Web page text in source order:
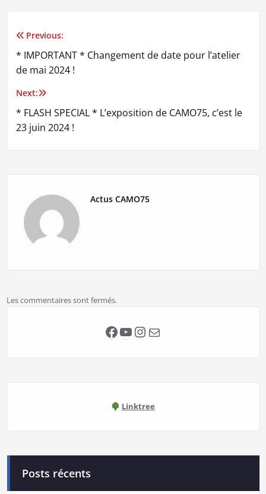
Navigation
de
l’article
Previous:
* IMPORTANT * Changement de date pour l’atelier
de mai 2024 !
Next:
* FLASH SPECIAL * L’exposition de CAMO75, c’est le
23 juin 2024 !
Actus CAMO75
Les commentaires sont fermés.
Facebook
YouTube
Instagram
E-mail
Linktree
Posts récents